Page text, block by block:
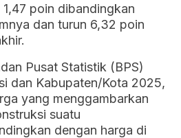
poin dibandingkan
dan turun 6,32 poin
Pusat Statistik (BPS)
dan Kabupaten/Kota 2025,
yang menggambarkan
suatu
dengan harga di